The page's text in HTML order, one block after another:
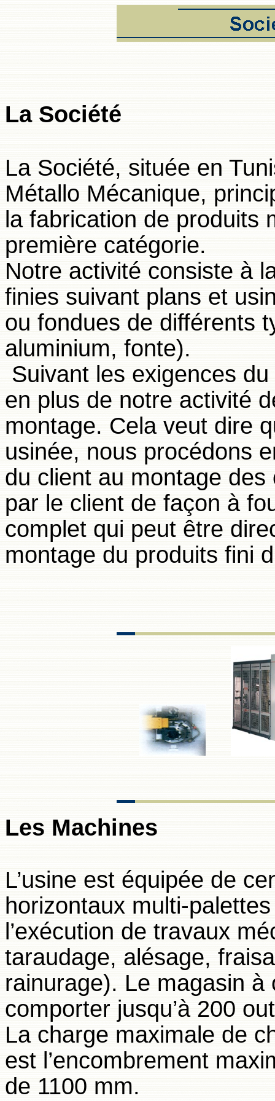
La Société
La Société, située en
Métallo Mécanique,
la fabrication de produits
première catégorie.
Notre activité consiste à
finies suivant plans et
ou fondues de différents
aluminium, fonte).
Suivant les exigences
en plus de notre activité
montage. Cela veut dire
usinée, nous procédons
du client au montage
par le client de façon à
complet qui peut être
montage du produits fini
Les Machines
L’usine est équipée de
horizontaux multi-
l’exécution de travaux
taraudage, alésage,
rainurage). Le magasin
comporter jusqu’à 200
La charge maximale de
est l’encombrement
de 1100 mm.